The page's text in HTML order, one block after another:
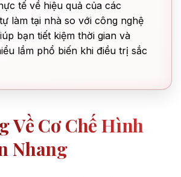
tế về hiệu quả của các
làm tại nhà so với công nghệ
bạn tiết kiệm thời gian và
lầm phổ biến khi điều trị sắc
Về Cơ Chế Hình
Nhang